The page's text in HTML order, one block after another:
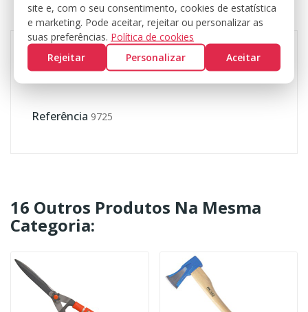
COMENTÁRIOS
Marca KIPA
Referência 9725
16 Outros Produtos Na Mesma
Categoria:
site e, com o seu consentimento, cookies de estatística
e marketing. Pode aceitar, rejeitar ou personalizar as
suas preferências. Política de cookies
Rejeitar
Personalizar Aceitar